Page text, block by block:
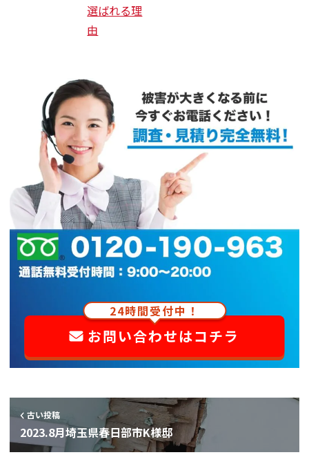
選ばれる理
由
24時間受付中！
お問い合わせはコチラ
古い投稿
2023.8月埼玉県春日部市K様邸